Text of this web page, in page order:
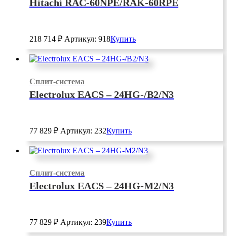
Hitachi RAC-60NPE/RAK-60RPE
218 714 ₽ Артикул: 918Купить
Сплит-система
Electrolux EACS – 24HG-/B2/N3
77 829 ₽ Артикул: 232Купить
Сплит-система
Electrolux EACS – 24HG-M2/N3
77 829 ₽ Артикул: 239Купить